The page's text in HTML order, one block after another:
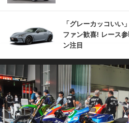
「グレーカッコいい
ファン歓喜! レース
ン注目